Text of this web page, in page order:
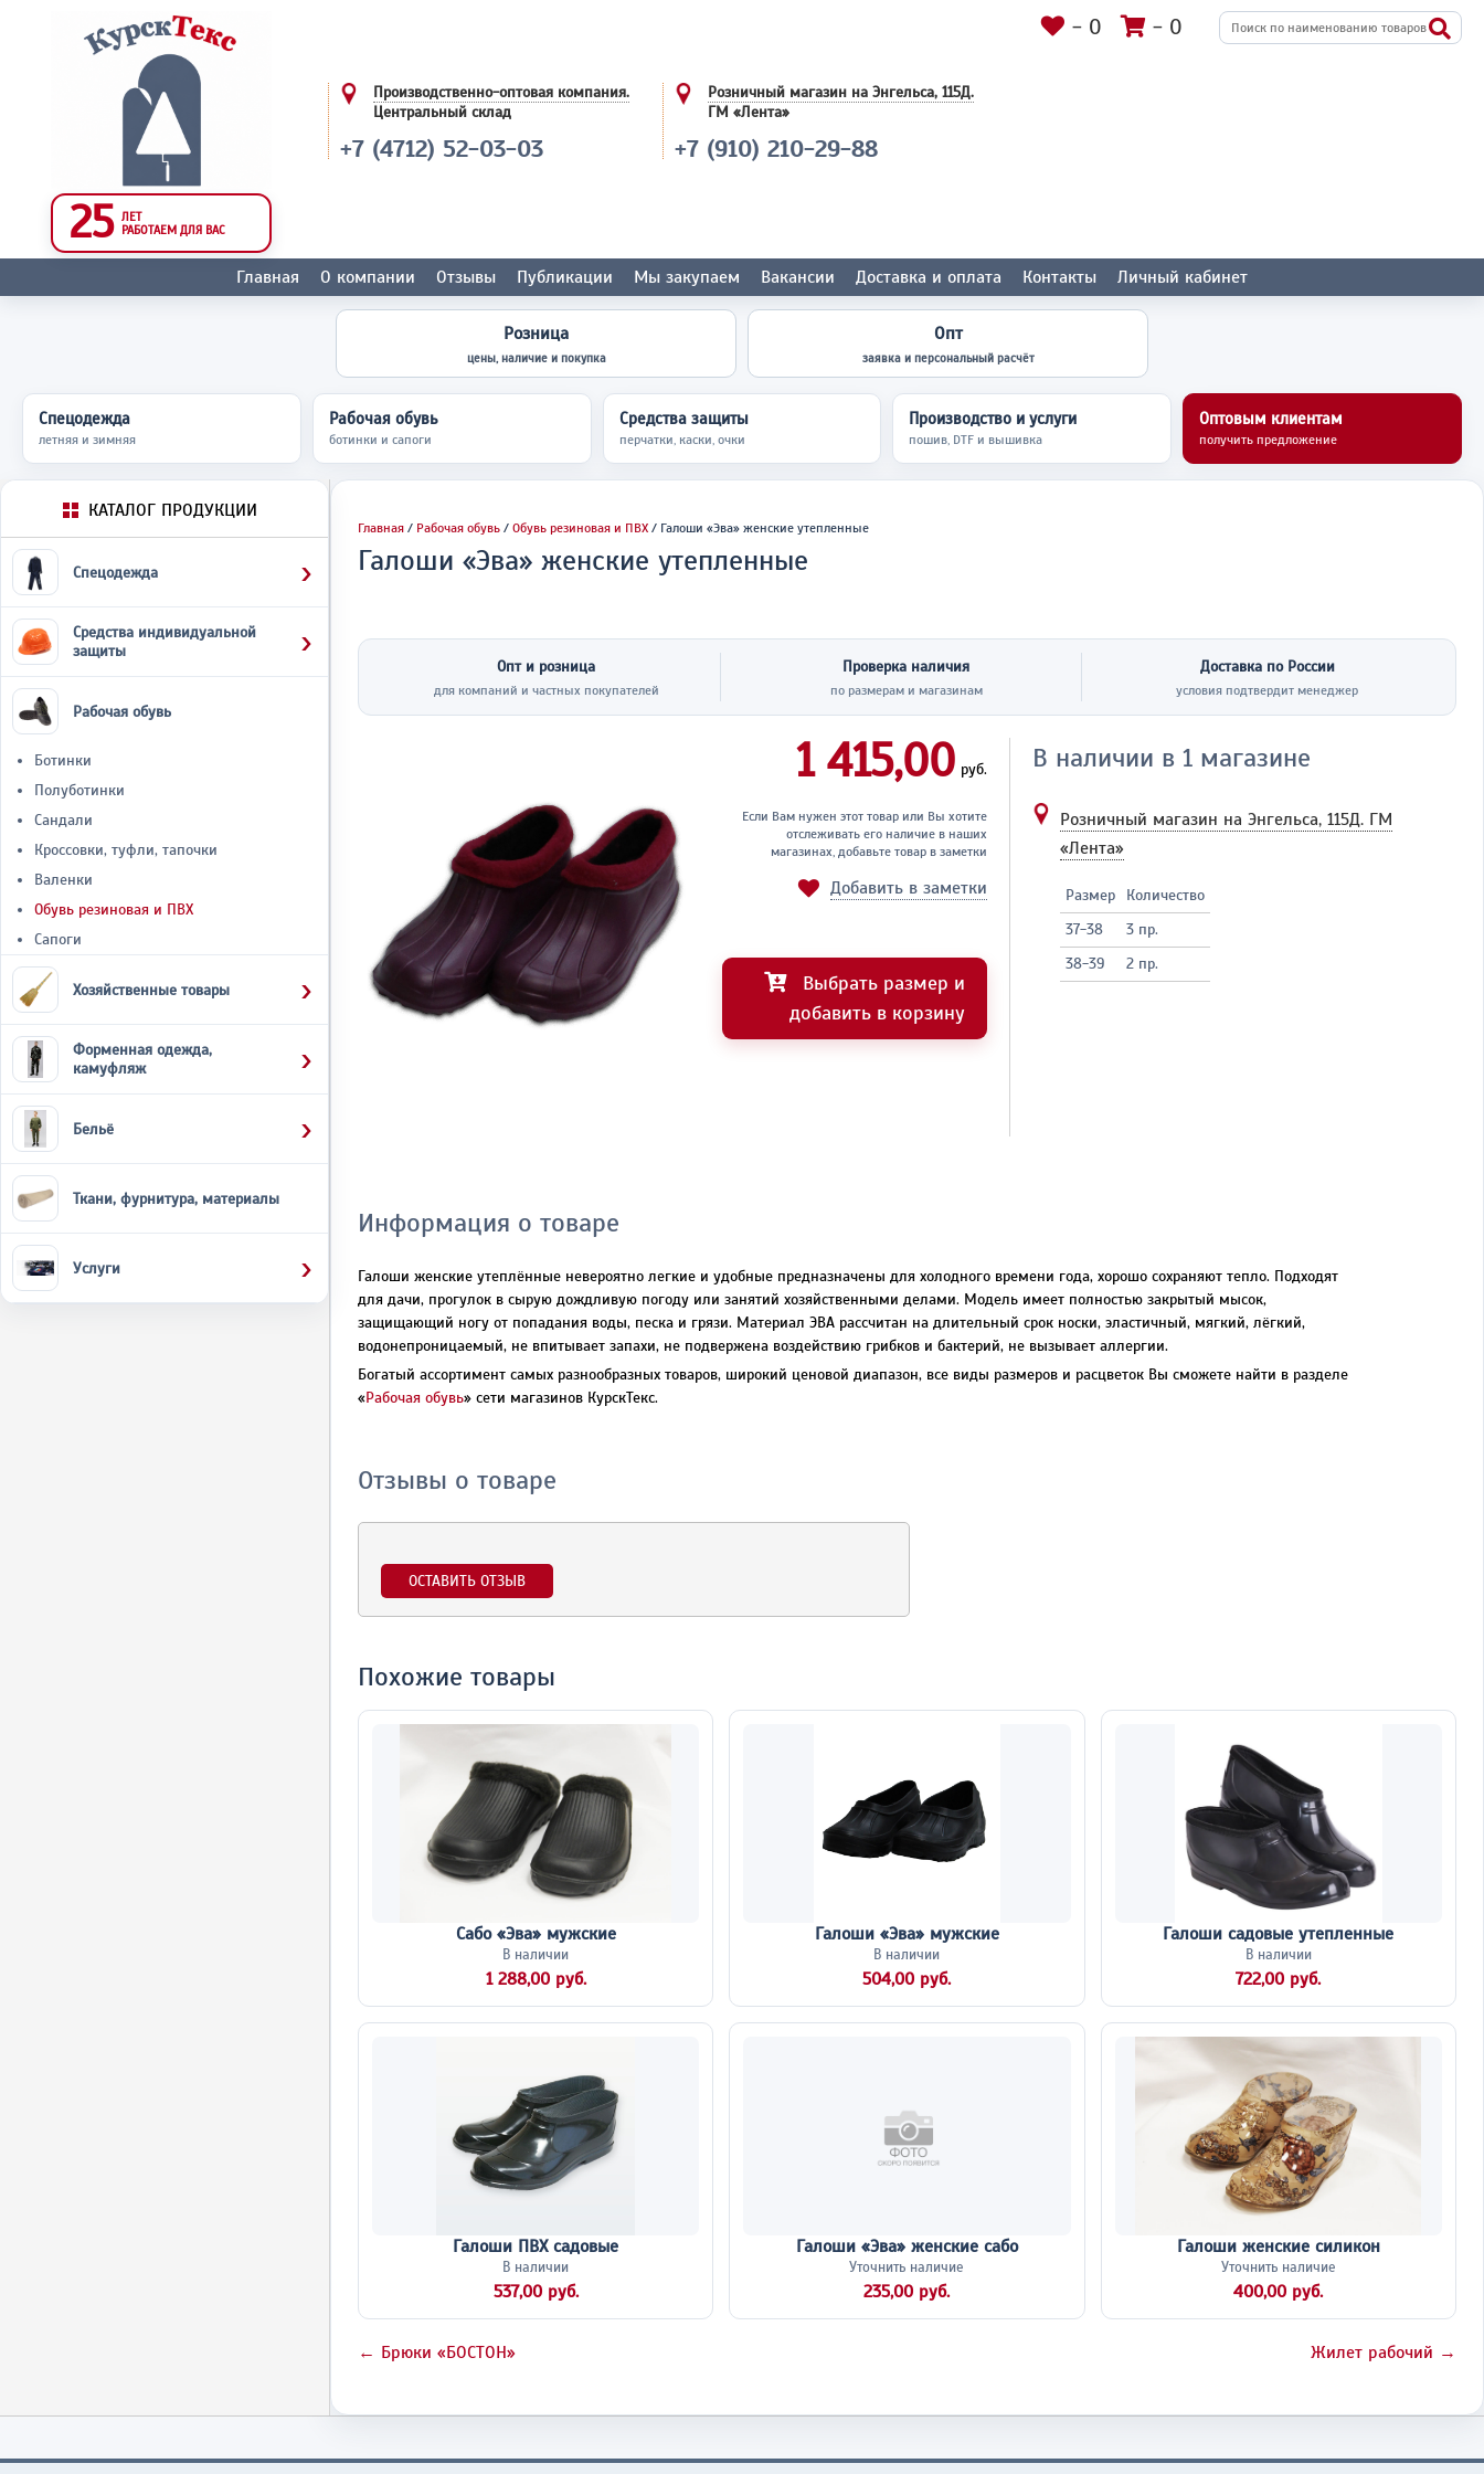
25 ЛЕТ
РАБОТАЕМ ДЛЯ ВАС
Производственно-оптовая компания.
Центральный склад
+7 (4712) 52-03-03
Розничный магазин на Энгельса, 115Д.
ГМ «Лента»
+7 (910) 210-29-88
- 0 - 0
Главная О компании Отзывы Публикации Мы закупаем Вакансии Доставка и оплата Контакты Личный кабинет
Розница
цены, наличие и покупка
Опт
заявка и персональный расчёт
Спецодежда
летняя и зимняя
Рабочая обувь
ботинки и сапоги
Средства защиты
перчатки, каски, очки
Производство и услуги
пошив, DTF и вышивка
Оптовым клиентам
получить предложение
КАТАЛОГ ПРОДУКЦИИ
Спецодежда
Средства индивидуальной
защиты
Рабочая обувь
Ботинки
Полуботинки
Сандали
Кроссовки, туфли, тапочки
Валенки
Обувь резиновая и ПВХ
Сапоги
Хозяйственные товары
Форменная одежда,
камуфляж
Бельё
Ткани, фурнитура, материалы
Услуги
Главная / Рабочая обувь / Обувь резиновая и ПВХ / Галоши «Эва» женские утепленные
Галоши «Эва» женские утепленные
Опт и розница
для компаний и частных покупателей
Проверка наличия
по размерам и магазинам
Доставка по России
условия подтвердит менеджер
1 415,00 руб.
Если Вам нужен этот товар или Вы хотите
отслеживать его наличие в наших
магазинах, добавьте товар в заметки
Добавить в заметки
Выбрать размер и
добавить в корзину
В наличии в 1 магазине
Розничный магазин на Энгельса, 115Д. ГМ
«Лента»
Размер
Количество
37-38
3 пр.
38-39
2 пр.
Информация о товаре
Галоши женские утеплённые невероятно легкие и удобные предназначены для холодного времени года, хорошо сохраняют тепло. Подходят
для дачи, прогулок в сырую дождливую погоду или занятий хозяйственными делами. Модель имеет полностью закрытый мысок,
защищающий ногу от попадания воды, песка и грязи. Материал ЭВА рассчитан на длительный срок носки, эластичный, мягкий, лёгкий,
водонепроницаемый, не впитывает запахи, не подвержена воздействию грибков и бактерий, не вызывает аллергии.
Богатый ассортимент самых разнообразных товаров, широкий ценовой диапазон, все виды размеров и расцветок Вы сможете найти в разделе
«Рабочая обувь» сети магазинов КурскТекс.
Отзывы о товаре
ОСТАВИТЬ ОТЗЫВ
Похожие товары
Сабо «Эва» мужские
В наличии
1 288,00 руб.
Галоши «Эва» мужские
В наличии
504,00 руб.
Галоши садовые утепленные
В наличии
722,00 руб.
Галоши ПВХ садовые
В наличии
537,00 руб.
Галоши «Эва» женские сабо
Уточнить наличие
235,00 руб.
Галоши женские силикон
Уточнить наличие
400,00 руб.
← Брюки «БОСТОН» Жилет рабочий →